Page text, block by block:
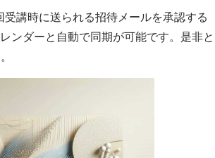
受講時に送られる招待メールを承認する
ンダーと自動で同期が可能です。是非と